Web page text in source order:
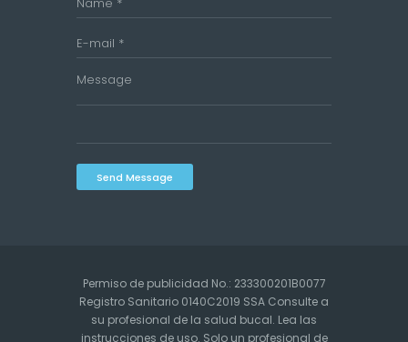
Send Message
Permiso de publicidad No.: 233300201B0077
Registro Sanitario 0140C2019 SSA Consulte a
su profesional de la salud bucal. Lea las
instrucciones de uso. Solo un profesional de